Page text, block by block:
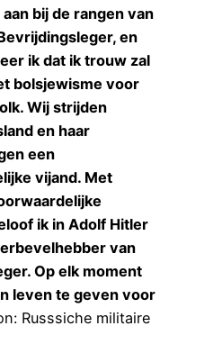
bij de rangen van
en
ik dat ik trouw zal
bolsjewisme voor
Wij strijden
en haar
een
vijand. Met
ik in Adolf Hitler
van
Op elk moment
leven te geven voor
Russsiche militaire